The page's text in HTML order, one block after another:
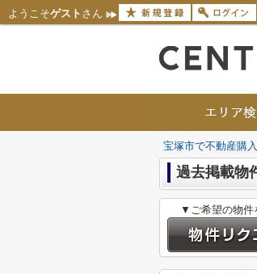
ようこそゲスト さん
宝塚市で不動産購
過去掲載物
▼ご希望の物件